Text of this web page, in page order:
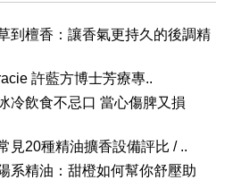
到檀香：讓香氣更持久的後調精
許藍方博士芳療專..
冷飲食不忌口 當心傷脾又損
見20種精油擴香設備評比 / ..
系精油：甜橙如何幫你舒壓助